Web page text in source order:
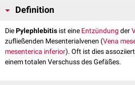
Definition
DiePylephlebitis ist eine Entzündung der
zufließenden Mesenterialvenen (Vena
mesenterica inferior). Oft ist dies
einem totalen Verschuss des Gefäßes.